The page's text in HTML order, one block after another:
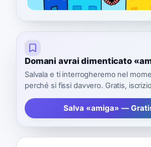
Domani avrai dimenticato
Salvala e ti interrogheremo nel
perché si fissi davvero. Gratis,
Salva «amiga» —